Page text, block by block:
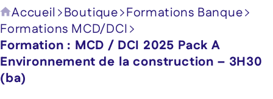
Accueil Boutique Formations Banque
Formations MCD/DCI
Formation : MCD / DCI 2025 Pack A
Environnement de la construction – 3H30
(ba)